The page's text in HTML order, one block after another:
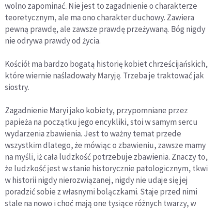
wolno zapominać. Nie jest to zagadnienie o charakterze
teoretycznym, ale ma ono charakter duchowy. Zawiera
pewną prawdę, ale zawsze prawdę przeżywaną. Bóg nigdy
nie odrywa prawdy od życia.
Kościół ma bardzo bogatą historię kobiet chrześcijańskich,
które wiernie naśladowały Maryję. Trzeba je traktować jak
siostry.
Zagadnienie Maryi jako kobiety, przypomniane przez
papieża na początku jego encykliki, stoi w samym sercu
wydarzenia zbawienia. Jest to ważny temat przede
wszystkim dlatego, że mówiąc o zbawieniu, zawsze mamy
na myśli, iż cała ludzkość potrzebuje zbawienia. Znaczy to,
że ludzkość jest w stanie historycznie patologicznym, tkwi
w historii nigdy nierozwiązanej, nigdy nie udaje się jej
poradzić sobie z własnymi bolączkami. Staje przed nimi
stale na nowo i choć mają one tysiące różnych twarzy, w